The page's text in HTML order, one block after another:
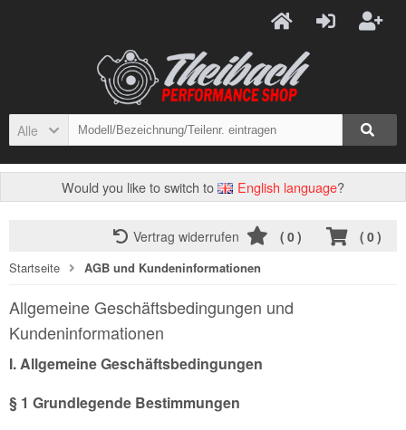
Alle
Would you like to switch to English language?
( 0)
Vertrag widerrufen ( 0)
Startseite AGB und Kundeninformationen
Allgemeine Geschäftsbedingungen und
Kundeninformationen
I. Allgemeine Geschäftsbedingungen
§ 1 Grundlegende Bestimmungen